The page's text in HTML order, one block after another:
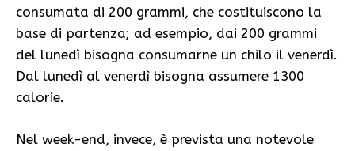
consumata di 200 grammi, che costituiscono la
base di partenza; ad esempio, dai 200 grammi
del lunedì bisogna consumarne un chilo il venerdì.
Dal lunedì al venerdì bisogna assumere 1300
calorie.
Nel week-end, invece, è prevista una notevole